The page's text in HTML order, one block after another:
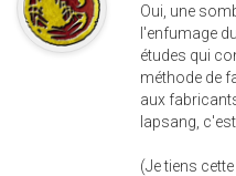
Oui, une
l'enfumage
études qui
méthode de
aux
lapsang,
(Je tiens